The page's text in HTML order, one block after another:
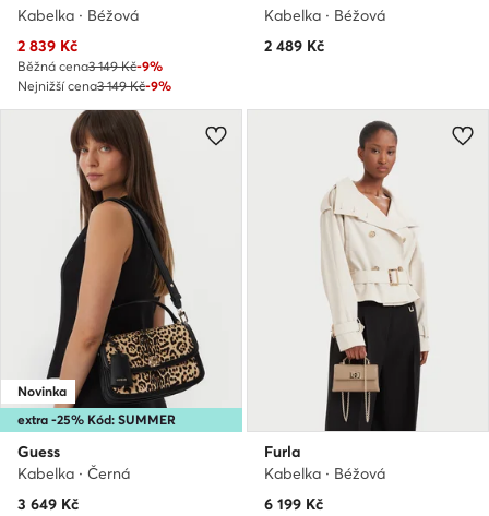
Kabelka · Béžová
Aktuální cena
2 839 Kč
Běžná cena3 149 Kč-9%
Nejnižší cena3 149 Kč-9%
Kabelka · Béžová
2 489 Kč
extra -25% Kód: SUMMER
Novinka
Guess
Kabelka · Černá
3 649 Kč
Furla
Kabelka · Béžová
6 199 Kč